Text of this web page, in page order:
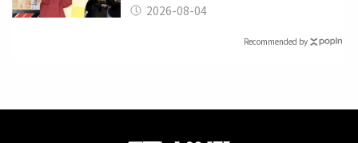
2026-08-04
Recommended by